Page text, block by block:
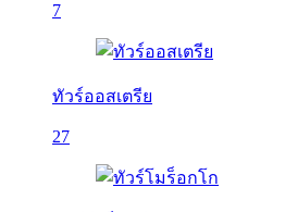
7
ทัวร์ออสเตรีย
27